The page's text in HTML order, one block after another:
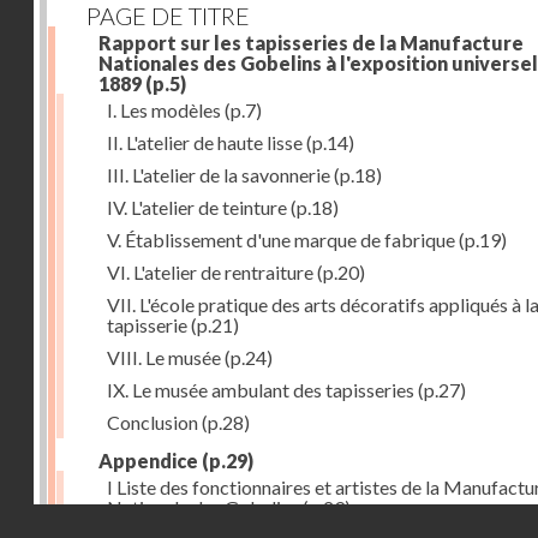
PAGE DE TITRE
Rapport sur les tapisseries de la Manufacture
Nationales des Gobelins à l'exposition
1889 (p.5)
I. Les modèles (p.7)
II. L'atelier de haute lisse(p.14)
III. L'atelier de la savonnerie(p.18)
IV. L'atelier de teinture(p.18)
V. Établissement d'une marque de fabrique(p.19)
VI. L'atelier de rentraiture(p.20)
VII. L'école pratique des arts décoratifs appliqués à la
tapisserie(p.21)
VIII. Le musée(p.24)
IX. Le musée ambulant des tapisseries (p.27)
Conclusion(p.28)
Appendice (p.29)
I Liste des fonctionnaires et artistes de la
Nationale des Gobelins(p.29)